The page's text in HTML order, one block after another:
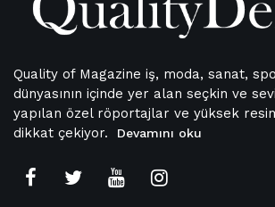
Quality of Magazine iş, moda, sanat,
dünyasının içinde yer alan seçkin ve
yapılan özel röportajlar ve yüksek
dikkat çekiyor.
Devamını oku